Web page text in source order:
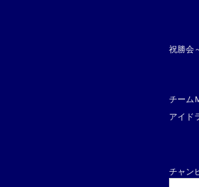
祝勝
チーム
アイド
チャン